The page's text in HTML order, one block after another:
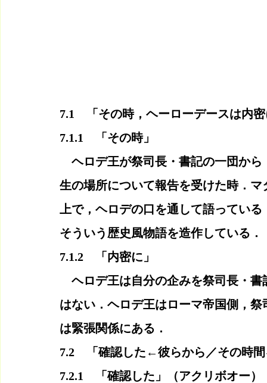
7.1　「その時，ヘーローデースは内
7.1.1　「その時」
ヘロデ王が祭司長・書記の一団から
生の場所について報告を受けた時．
上で，ヘロデの口を通して語ってい
そういう歴史風物語を造作している．
7.1.2　「内密に」
ヘロデ王は自分の企みを祭司長・書
はない．ヘロデ王はローマ帝国側，
は緊張関係にある．
7.2　「確認した←彼らから／その時
7.2.1　「確認した」（アクリボオー）